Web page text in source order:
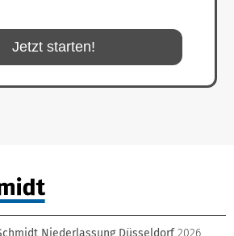
Jetzt starten!
Niederlassung Düsseldorf 2026